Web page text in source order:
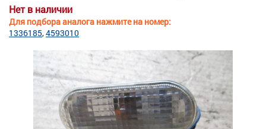
Нет в наличии
Для подбора аналога нажмите на номер:
1336185 4593010